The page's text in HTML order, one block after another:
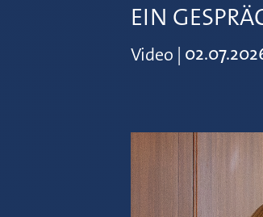
EIN
Video |